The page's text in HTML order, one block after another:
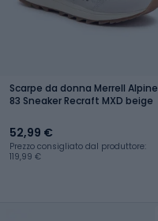
Scarpe da donna Merrell Alpine
83 Sneaker Recraft MXD beige
52,99 €
Prezzo consigliato dal produttore:
119,99 €